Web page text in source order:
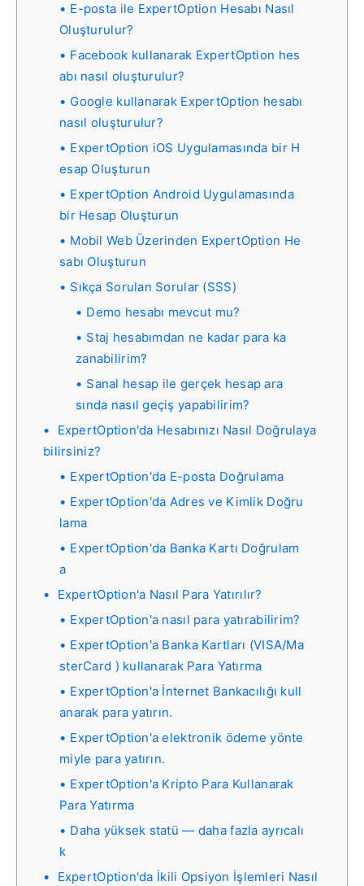
E-posta ile ExpertOption Hesabı Nasıl
Oluşturulur?
Facebook kullanarak ExpertOption hes
abı nasıl oluşturulur?
Google kullanarak ExpertOption hesabı
nasıl oluşturulur?
ExpertOption iOS Uygulamasında bir H
esap Oluşturun
ExpertOption Android Uygulamasında
bir Hesap Oluşturun
Mobil Web Üzerinden ExpertOption He
sabı Oluşturun
Sıkça Sorulan Sorular (SSS)
Demo hesabı mevcut mu?
Staj hesabımdan ne kadar para ka
zanabilirim?
Sanal hesap ile gerçek hesap ara
sında nasıl geçiş yapabilirim?
ExpertOption'da Hesabınızı Nasıl Doğrulaya
bilirsiniz?
ExpertOption'da E-posta Doğrulama
ExpertOption'da Adres ve Kimlik Doğru
lama
ExpertOption'da Banka Kartı Doğrulam
a
ExpertOption'a Nasıl Para Yatırılır?
ExpertOption'a nasıl para yatırabilirim?
ExpertOption'a Banka Kartları (VISA/Ma
sterCard ) kullanarak Para Yatırma
ExpertOption'a İnternet Bankacılığı kull
anarak para yatırın.
ExpertOption'a elektronik ödeme yönte
miyle para yatırın.
ExpertOption'a Kripto Para Kullanarak
Para Yatırma
Daha yüksek statü — daha fazla ayrıcalı
k
ExpertOption'da İkili Opsiyon İşlemleri Nasıl